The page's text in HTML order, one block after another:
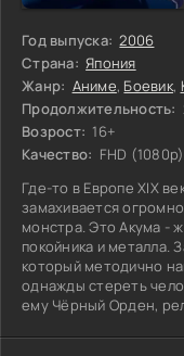
Год выпуска: 2006
Страна: Япония
Жанр: Аниме, Боевик,
Продолжительность:
Возрост: 16+
Качество: FHD (1080p)
Где-то в Европе XIX
замахивается
монстра. Это Акума -
покойника и металла.
который методично
однажды стереть
ему Чёрный Орден,